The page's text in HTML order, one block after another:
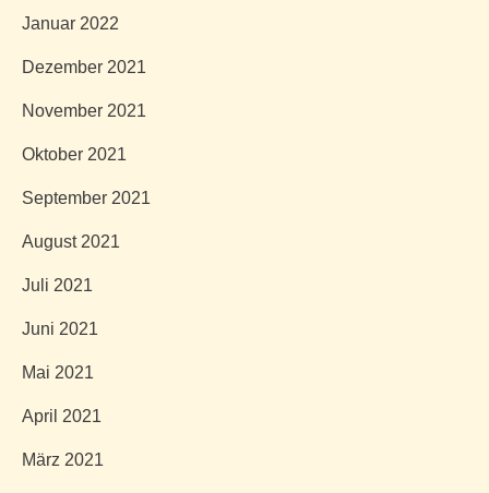
Januar 2022
Dezember 2021
November 2021
Oktober 2021
September 2021
August 2021
Juli 2021
Juni 2021
Mai 2021
April 2021
März 2021